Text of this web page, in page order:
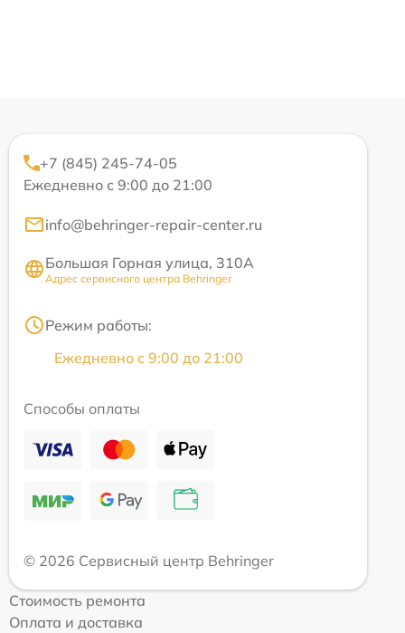
+7 (845) 245-74-05
Ежедневно с 9:00 до 21:00
info@behringer-repair-center.ru
Большая Горная улица, 310А
Адрес сервисного центра Behringer
Режим работы:
Ежедневно с 9:00 до 21:00
Способы оплаты
© 2026 Сервисный центр Behringer
Стоимость ремонта
Оплата и доставка